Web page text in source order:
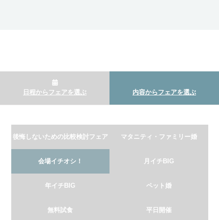
日程からフェアを選ぶ 内容からフェアを選ぶ
後悔しないための比較検討フェア マタニティ・ファミリー婚
会場イチオシ！ 月イチBIG
年イチBIG ペット婚
無料試食 平日開催